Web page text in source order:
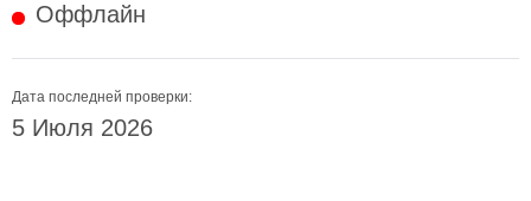
Оффлайн
Дата последней проверки:
5 Июля 2026